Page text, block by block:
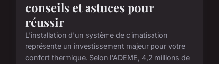
conseils et astuces pour
réussir
L'installation d'un système de climatisation
représente un investissement majeur pour votre
confort thermique. Selon l'ADEME, 4,2 millions de